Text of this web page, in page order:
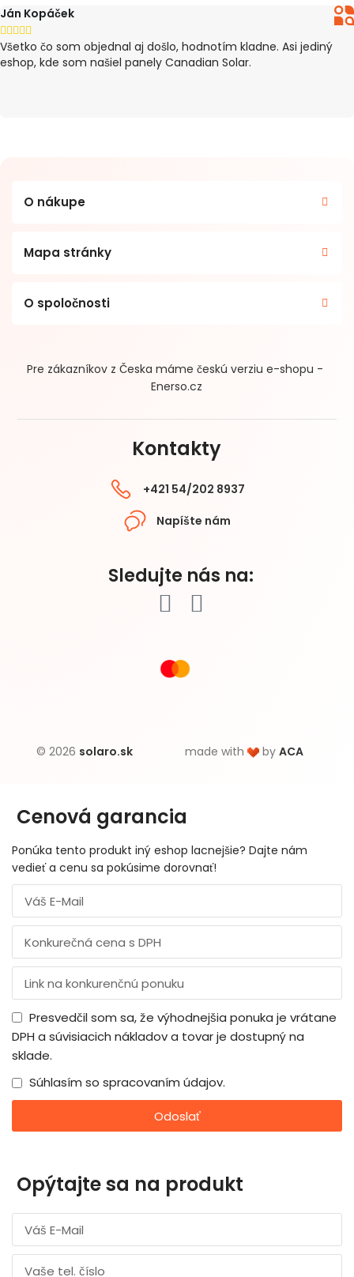
Ján Kopáček
    
Všetko čo som objednal aj došlo, hodnotím kladne. Asi jediný
eshop, kde som našiel panely Canadian Solar.
O nákupe
Mapa stránky
O spoločnosti
Pre zákazníkov z Česka máme českú verziu e-shopu -
Enerso.cz
Kontakty
+421 54/202 8937
Napíšte nám
Sledujte nás na:
© 2026 solaro.sk made with by ACA
Cenová garancia
Ponúka tento produkt iný eshop lacnejšie? Dajte nám
vedieť a cenu sa pokúsime dorovnať!
Presvedčil som sa, že výhodnejšia ponuka je vrátane
DPH a súvisiacich nákladov a tovar je dostupný na
sklade.
Súhlasím so spracovaním údajov.
Odoslať
Opýtajte sa na produkt